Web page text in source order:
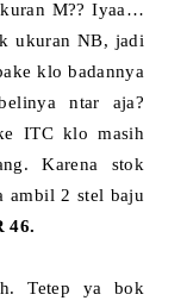
M?? Iyaa…
ukuran NB, jadi
klo badannya
ntar aja?
ITC klo masih
Karena stok
ambil 2 stel baju
46.
Tetep ya bok